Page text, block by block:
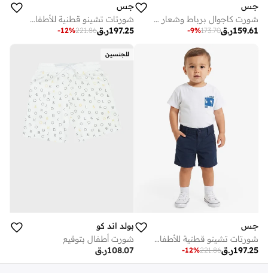
جس
شورت كاجوال برباط وشعار الشباب
ر.ق159.61
173.70
-9%
جس
شورتات تشينو قطنية للأطفال الرضع
ر.ق197.25
221.86
-12%
جس
شورتات تشينو قطنية للأطفال الرضع
ر.ق197.25
221.86
-12%
للجنسين
بولد اند كو
شورت أطفال بتوقيع
ر.ق108.07